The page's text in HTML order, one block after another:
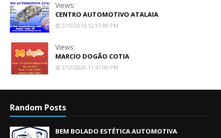
Views:
CENTRO AUTOMOTIVO ATALAIA
2/10/2016 12:51:00 PM
Views:
MARCIO DOGÃO COTIA
2/12/2020 11:47:00 PM
Random Posts
BEM BOLADO ESTÉTICA AUTOMOTIVA